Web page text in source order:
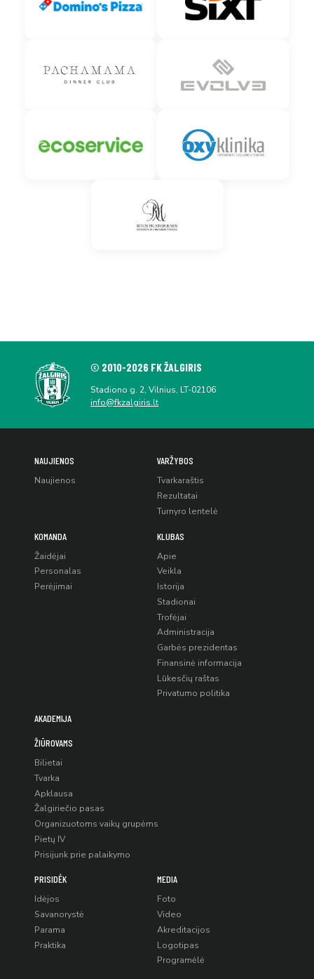
© 2010-2026 FK ŽALGIRIS
Stadiono g. 2, Vilnius, LT-02106
info@fkzalgiris.lt
NAUJIENOS
Naujienos
VARŽYBOS
Tvarkaraštis
Rezultatai
Turnyro lentelė
KOMANDA
Žaidėjai
Personalas
Perėjimai
KLUBAS
Apie
Veikla
Istorija
Stadionai
Trofėjai
Administracija
Garbės prezidentas
Finansinė informacija
Lūkesčių raštas
Privatumo politika
AKADEMIJA
ŽIŪROVAMS
Bilietai
Tvarka
Apklausa
Žalgiriečio pasas
Organizuotoms vaikų grupėms
Pietų IV
Prisijunk prie palaikymo
PRISIDĖK
Idėjos
Savanorystė
Parama
Praktika
MEDIA
Foto
Video
Akreditacijos
Logotipas
Programėlė